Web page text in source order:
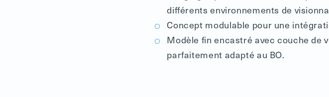
différents environnements de
Concept modulable pour une
Modèle fin encastré avec couche de
parfaitement adapté au BO.